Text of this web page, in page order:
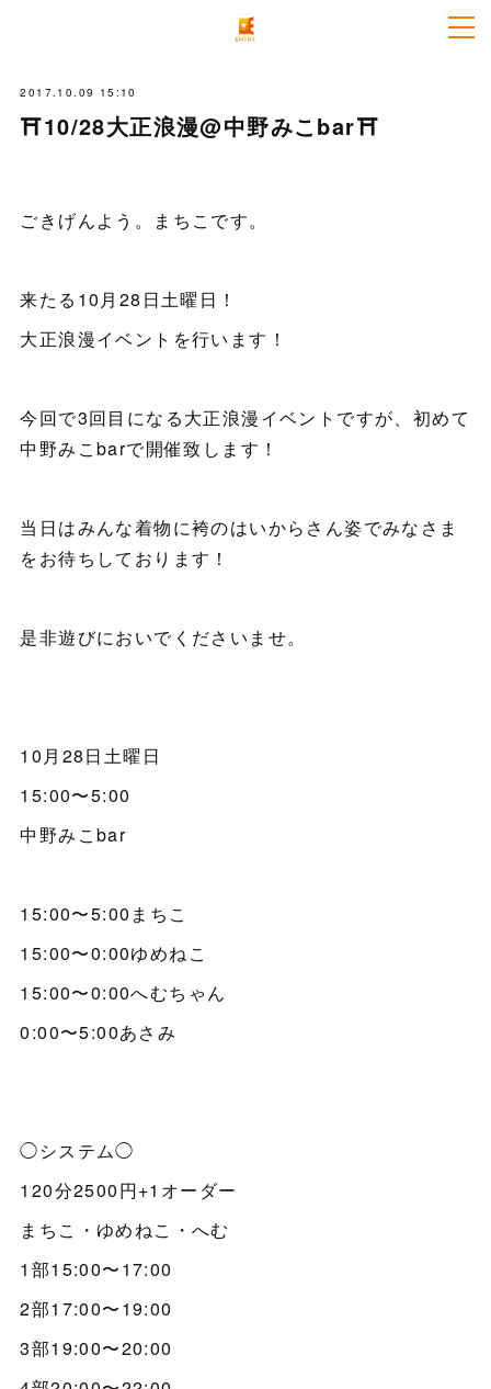
2017.10.09 15:10
⛩10/28大正浪漫@中野みこbar⛩
ごきげんよう。まちこです。
来たる10月28日土曜日！
大正浪漫イベントを行います！
今回で3回目になる大正浪漫イベントですが、初めて
中野みこbarで開催致します！
当日はみんな着物に袴のはいからさん姿でみなさま
をお待ちしております！
是非遊びにおいでくださいませ。
10月28日土曜日
15:00〜5:00
中野みこbar
15:00〜5:00まちこ
15:00〜0:00ゆめねこ
15:00〜0:00へむちゃん
0:00〜5:00あさみ
◯システム◯
120分2500円+1オーダー
まちこ・ゆめねこ・へむ
1部15:00〜17:00
2部17:00〜19:00
3部19:00〜20:00